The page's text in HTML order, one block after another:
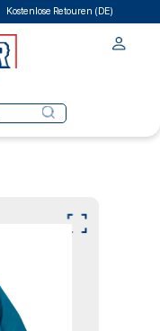
Kostenlose Retouren (DE)